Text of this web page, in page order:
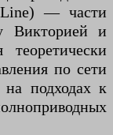
— части
Викторией и
по сети
подходах к